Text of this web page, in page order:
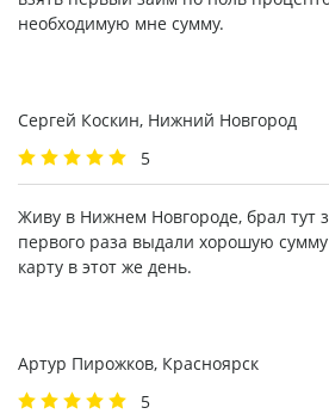
необходимую мне сумму.
Сергей Коскин, Нижний Новгород
5
Живу в Нижнем Новгороде, брал тут
первого раза выдали хорошую
карту в этот же день.
Артур Пирожков, Красноярск
5